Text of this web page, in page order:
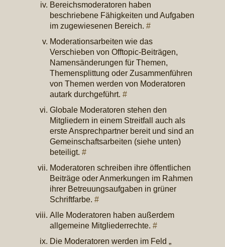
Bereichsmoderatoren haben
beschriebene Fähigkeiten und Aufgaben
im zugewiesenen Bereich. #
Moderationsarbeiten wie das
Verschieben von Offtopic-Beiträgen,
Namensänderungen für Themen,
Themensplittung oder Zusammenführen
von Themen werden von Moderatoren
autark durchgeführt. #
Globale Moderatoren stehen den
Mitgliedern in einem Streitfall auch als
erste Ansprechpartner bereit und sind an
Gemeinschaftsarbeiten (siehe unten)
beteiligt. #
Moderatoren schreiben ihre öffentlichen
Beiträge oder Anmerkungen im Rahmen
ihrer Betreuungsaufgaben in grüner
Schriftfarbe. #
Alle Moderatoren haben außerdem
allgemeine Mitgliederrechte. #
Die Moderatoren werden im Feld „